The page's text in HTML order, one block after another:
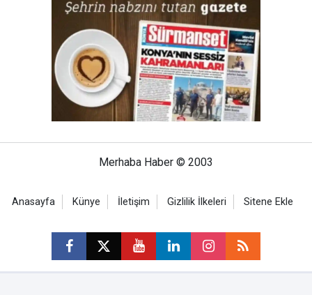
Merhaba Haber © 2003
Anasayfa Künye İletişim Gizlilik İlkeleri Sitene Ekle